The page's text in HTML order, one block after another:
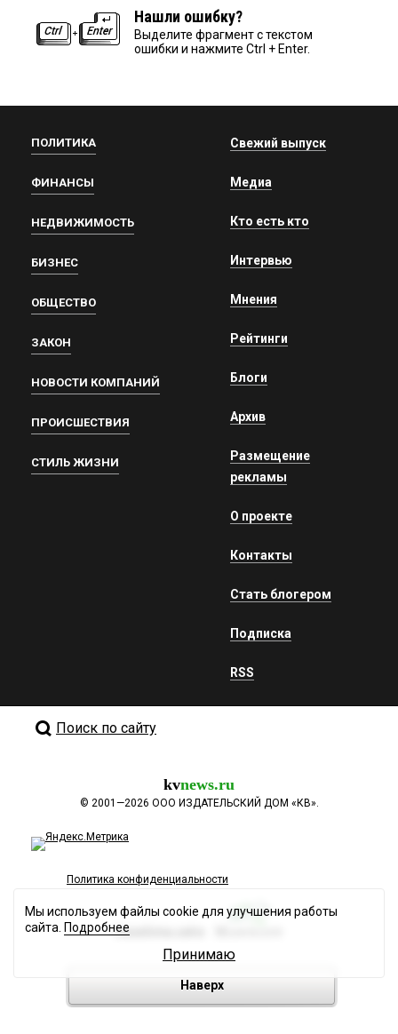
Нашли ошибку?
Выделите фрагмент с текстом
ошибки и нажмите Ctrl + Enter.
ПОЛИТИКА
ФИНАНСЫ
НЕДВИЖИМОСТЬ
БИЗНЕС
ОБЩЕСТВО
ЗАКОН
НОВОСТИ КОМПАНИЙ
ПРОИСШЕСТВИЯ
СТИЛЬ ЖИЗНИ
Свежий выпуск
Медиа
Кто есть кто
Интервью
Мнения
Рейтинги
Блоги
Архив
Размещение
рекламы
О проекте
Контакты
Стать блогером
Подписка
RSS
Поиск по сайту
kvnews.ru
© 2001—2026 ООО ИЗДАТЕЛЬСКИЙ ДОМ «КВ».
Политика конфиденциальности
Разработка сайта
Наверх
Мы используем файлы cookie для улучшения работы
сайта. Подробнее
Принимаю